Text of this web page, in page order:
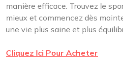
manière efficace. Trouvez le
mieux et commencez dès
une vie plus saine et plus
Cliquez Ici Pour Acheter